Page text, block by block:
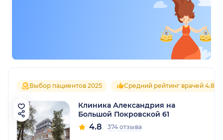
Выбор пациентов 2025 Средний рейтинг врачей 4.8
Клиника Александрия на
Большой Покровской 61
4.8 374 отзыва